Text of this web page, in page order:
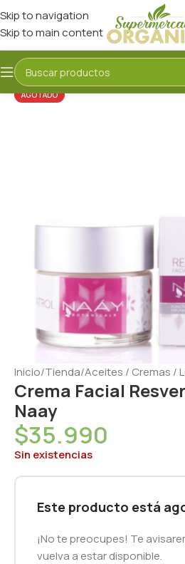
Skip to navigation
Skip to main content
AGOTADO
Inicio/Tienda/Aceites / Cremas /
Crema Facial
Naay
$35.990
Sin existencias
Este producto está
¡No te preocupes! Te
vuelva a estar disponible.